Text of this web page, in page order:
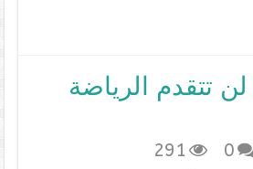
تتقدم الرياضة
0
291